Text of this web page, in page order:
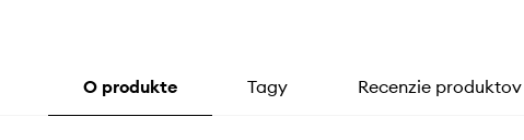
O produkte Tagy Recenzie produktov